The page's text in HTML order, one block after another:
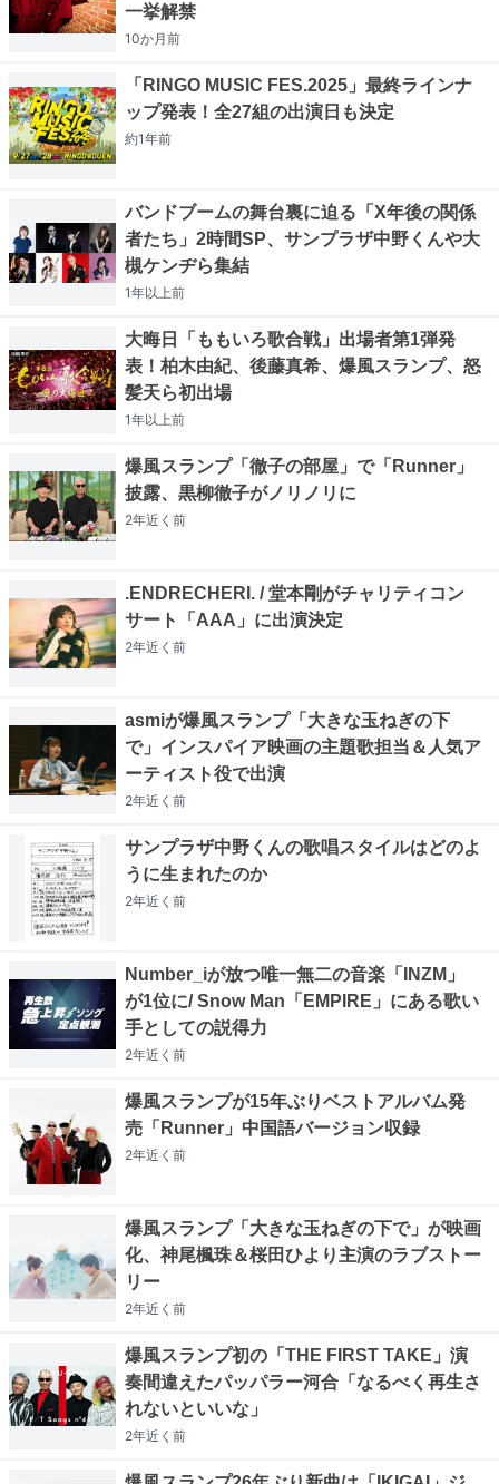
一挙解禁
10か月前
「RINGO MUSIC FES.2025」最終ラインナ
ップ発表！全27組の出演日も決定
約1年前
バンドブームの舞台裏に迫る「X年後の関係
者たち」2時間SP、サンプラザ中野くんや大
槻ケンヂら集結
1年以上前
大晦日「ももいろ歌合戦」出場者第1弾発
表！柏木由紀、後藤真希、爆風スランプ、怒
髪天ら初出場
1年以上前
爆風スランプ「徹子の部屋」で「Runner」
披露、黒柳徹子がノリノリに
2年近く 前
.ENDRECHERI. / 堂本剛がチャリティコン
サート「AAA」に出演決定
2年近く 前
asmiが爆風スランプ「大きな玉ねぎの下
で」インスパイア映画の主題歌担当＆人気ア
ーティスト役で出演
2年近く 前
サンプラザ中野くんの歌唱スタイルはどのよ
うに生まれたのか
2年近く 前
Number_iが放つ唯一無二の音楽「INZM」
が1位に/ Snow Man「EMPIRE」にある歌い
手としての説得力
2年近く 前
爆風スランプが15年ぶりベストアルバム発
売「Runner」中国語バージョン収録
2年近く 前
爆風スランプ「大きな玉ねぎの下で」が映画
化、神尾楓珠＆桜田ひより主演のラブストー
リー
2年近く 前
爆風スランプ初の「THE FIRST TAKE」演
奏間違えたパッパラー河合「なるべく再生さ
れないといいな」
2年近く 前